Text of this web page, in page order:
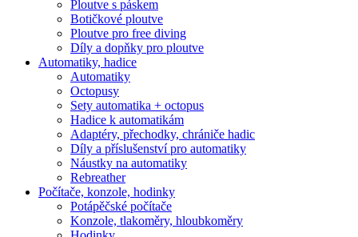
Ploutve s páskem
Botičkové ploutve
Ploutve pro free diving
Díly a dopňky pro ploutve
Automatiky, hadice
Automatiky
Octopusy
Sety automatika + octopus
Hadice k automatikám
Adaptéry, přechodky, chrániče hadic
Díly a příslušenství pro automatiky
Náustky na automatiky
Rebreather
Počítače, konzole, hodinky
Potápěčské počítače
Konzole, tlakoměry, hloubkoměry